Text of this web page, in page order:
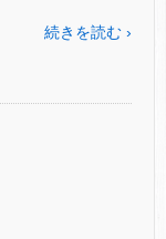
続きを読む ›